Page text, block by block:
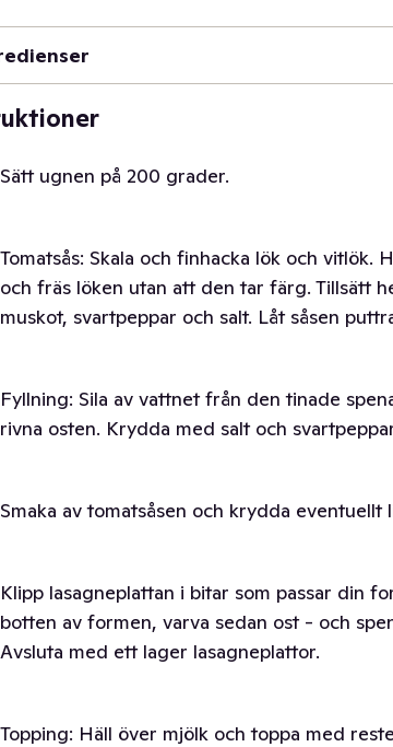
Sätt ugnen på 200 grader.
Tomatsås: Skala och finhacka lök och vitlök.
och fräs löken utan att den tar färg. Tillsätt
muskot, svartpeppar och salt. Låt såsen
Fyllning: Sila av vattnet från den tinade
rivna osten. Krydda med salt och
Smaka av tomatsåsen och krydda eventuellt
Klipp lasagneplattan i bitar som passar din
botten av formen, varva sedan ost - och
Avsluta med ett lager lasagneplattor.
Topping: Häll över mjölk och toppa med